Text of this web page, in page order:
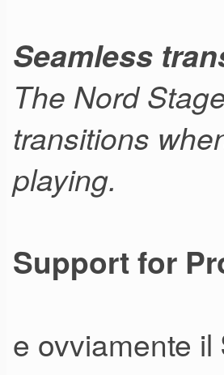
Seamless
The Nord
transitions
playing.
Support for
e ovviamente il